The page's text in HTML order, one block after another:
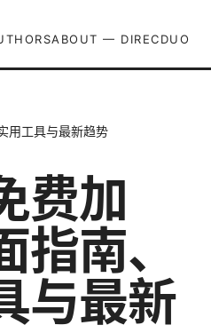
ABOUT — DIRECDUO
用工具与最新趋势
费加
南、
与最新